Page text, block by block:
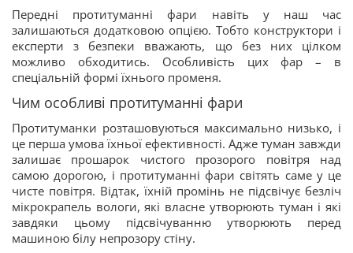
Передні протитуманні фари навіть у наш час
залишаються додатковою опцією. Тобто конструктори і
експерти з безпеки вважають, що без них цілком
можливо обходитись. Особливість цих фар – в
спеціальній формі їхнього променя.
Чим особливі протитуманні фари
Протитуманки розташовуються максимально низько, і
це перша умова їхньої ефективності. Адже туман завжди
залишає прошарок чистого прозорого повітря над
самою дорогою, і протитуманні фари світять саме у це
чисте повітря. Відтак, їхній промінь не підсвічує безліч
мікрокрапель вологи, які власне утворюють туман і які
завдяки цьому підсвічуванню утворюють перед
машиною білу непрозору стіну.